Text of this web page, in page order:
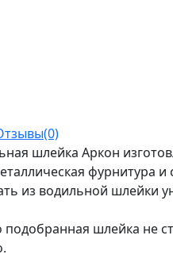
шлейка Аркон
фурнитура
из водильной шлейки
шлейка не